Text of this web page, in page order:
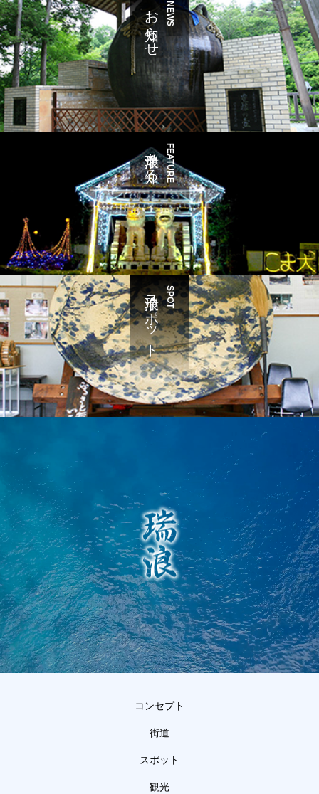
NEWS
お知らせ
FEATURE
瑞浪を知る
SPOT
瑞浪スポット
コンセプト
街道
スポット
観光